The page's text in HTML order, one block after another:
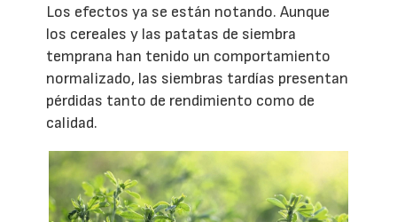
Los efectos ya se están notando. Aunque
los cereales y las patatas de siembra
temprana han tenido un comportamiento
normalizado, las siembras tardías presentan
pérdidas tanto de rendimiento como de
calidad.